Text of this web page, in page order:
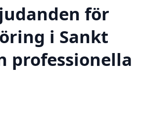
för
i Sankt
professionella